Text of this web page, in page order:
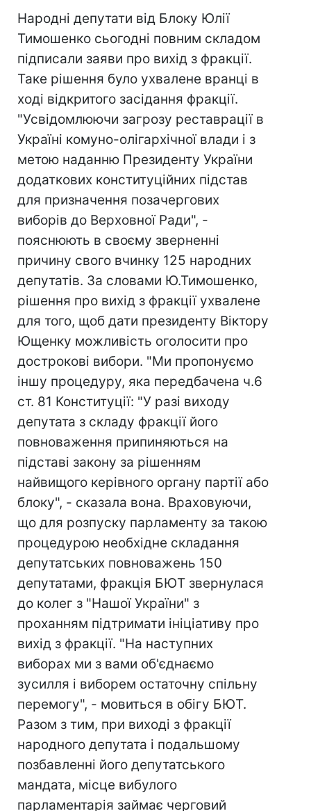
Народні депутати від Блоку Юлії
Тимошенко сьогодні повним складом
підписали заяви про вихід з фракції.
Таке рішення було ухвалене вранці в
ході відкритого засідання фракції.
"Усвідомлюючи загрозу реставрації в
Україні комуно-олігархічної влади і з
метою наданню Президенту України
додаткових конституційних підстав
для призначення позачергових
виборів до Верховної Ради", -
пояснюють в своєму зверненні
причину свого вчинку 125 народних
депутатів. За словами Ю.Тимошенко,
рішення про вихід з фракції ухвалене
для того, щоб дати президенту Віктору
Ющенку можливість оголосити про
дострокові вибори. "Ми пропонуємо
іншу процедуру, яка передбачена ч.6
ст. 81 Конституції: "У разі виходу
депутата з складу фракції його
повноваження припиняються на
підставі закону за рішенням
найвищого керівного органу партії або
блоку", - сказала вона. Враховуючи,
що для розпуску парламенту за такою
процедурою необхідне складання
депутатських повноважень 150
депутатами, фракція БЮТ звернулася
до колег з "Нашої України" з
проханням підтримати ініціативу про
вихід з фракції. "На наступних
виборах ми з вами об'єднаємо
зусилля і виборем остаточну спільну
перемогу", - мовиться в обігу БЮТ.
Разом з тим, при виході з фракції
народного депутата і подальшому
позбавленні його депутатського
мандата, місце вибулого
парламентарія займає черговий